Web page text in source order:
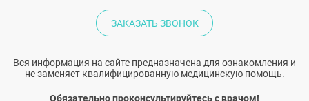
ЗАКАЗАТЬ ЗВОНОК
Вся информация на сайте предназначена для ознакомления и
не заменяет квалифицированную медицинскую помощь.
Обязательно проконсультируйтесь с врачом!